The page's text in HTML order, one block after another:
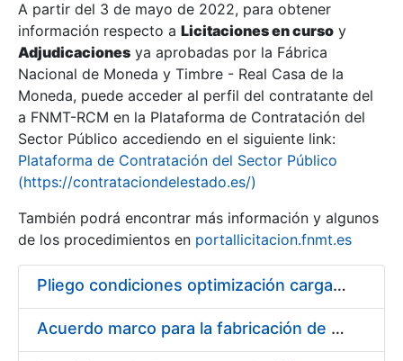
Show/Hide
Show/Hide
A partir del 3 de mayo de 2022, para obtener
información respecto a Licitaciones en curso y
Adjudicaciones ya aprobadas por la Fábrica
Nacional de Moneda y Timbre - Real Casa de la
Moneda, puede acceder al perfil del contratante del
a FNMT-RCM en la Plataforma de Contratación del
Sector Público accediendo en el siguiente link:
Plataforma de Contratación del Sector Público
(https://contrataciondelestado.es/)
También podrá encontrar más información y algunos
de los procedimientos en portallicitacion.fnmt.es
Pliego condiciones optimización cargas compras firmado
Acuerdo marco para la fabricación de piezas